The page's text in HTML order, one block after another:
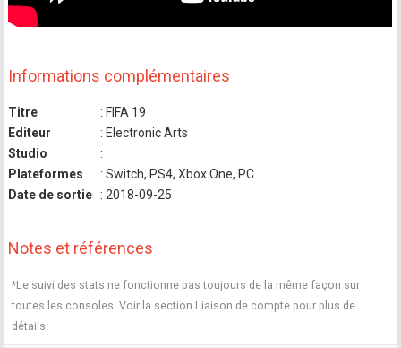
Informations complémentaires
Titre
: FIFA 19
Editeur
: Electronic Arts
Studio
:
Plateformes
: Switch, PS4, Xbox One, PC
Date de sortie
: 2018-09-25
Notes et références
*Le suivi des stats ne fonctionne pas toujours de la même façon sur
toutes les consoles. Voir la section Liaison de compte pour plus de
détails.